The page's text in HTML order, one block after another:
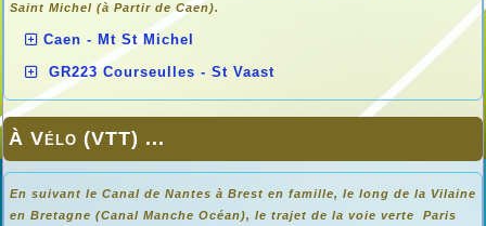
Saint Michel (à Partir de Caen).
Caen - Mt St Michel
GR223 Courseulles - St Vaast
À Vélo (VTT) ...
En suivant le Canal de Nantes à Brest en famille, le long de la Vilaine
en Bretagne (Canal Manche Océan), le trajet de la voie verte Paris